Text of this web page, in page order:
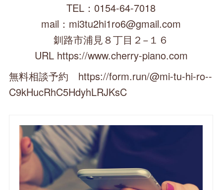
TEL：0154-64-7018
mail：mi3tu2hi1ro6@gmail.com
釧路市浦見８丁目２−１６
URL https://www.cherry-piano.com
無料相談予約 https://form.run/@mi-tu-hi-ro--
C9kHucRhC5HdyhLRJKsC